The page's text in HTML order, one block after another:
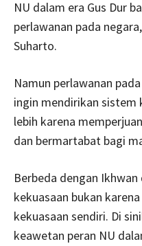
NU dalam era Gus Dur
perlawanan pada
Suharto.
Namun perlawanan
ingin mendirikan sistem
lebih karena
dan bermartabat bagi
Berbeda dengan
kekuasaan bukan
kekuasaan sendiri. Di
keawetan peran NU